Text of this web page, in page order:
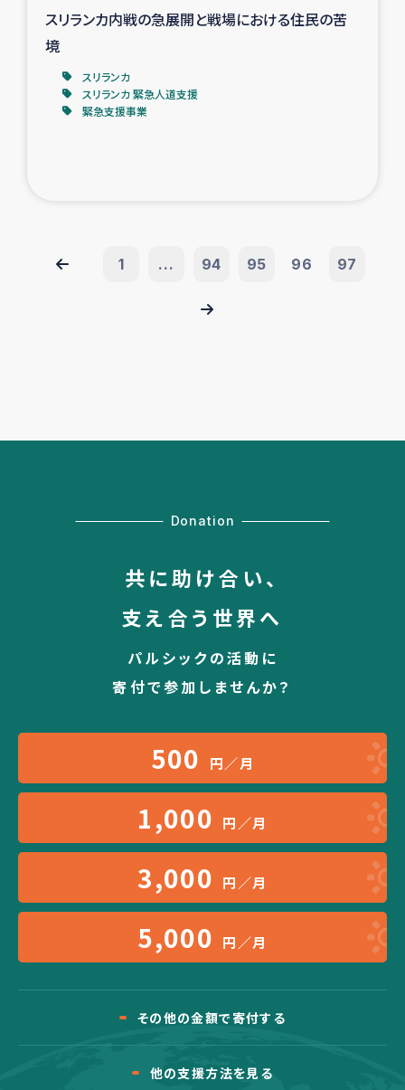
スリランカ内戦の急展開と戦場における住民の苦
境
スリランカ
スリランカ 緊急人道支援
緊急支援事業
1 ... 94 95 96 97
Donation
共に助け合い、
支え合う世界へ
パルシックの活動に
寄付で参加しませんか？
500 円／月
1,000 円／月
3,000 円／月
5,000 円／月
その他の金額で寄付する
他の支援方法を見る